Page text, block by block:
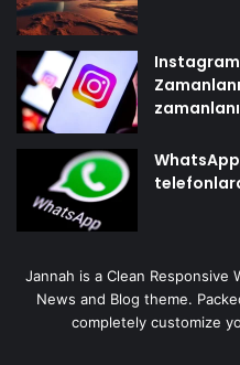
Jannah is a Clean Responsive
News and Blog theme.
completely customize